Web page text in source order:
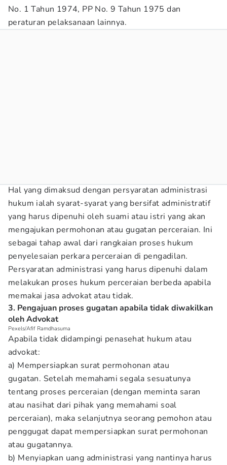
No. 1 Tahun 1974, PP No. 9 Tahun 1975 dan
peraturan pelaksanaan lainnya.
Hal yang dimaksud dengan persyaratan administrasi
hukum ialah syarat-syarat yang bersifat administratif
yang harus dipenuhi oleh suami atau istri yang akan
mengajukan permohonan atau gugatan perceraian. Ini
sebagai tahap awal dari rangkaian proses hukum
penyelesaian perkara perceraian di pengadilan.
Persyaratan administrasi yang harus dipenuhi dalam
melakukan proses hukum perceraian berbeda apabila
memakai jasa advokat atau tidak.
3. Pengajuan proses gugatan apabila tidak diwakilkan
oleh Advokat
Pexels/Afif Ramdhasuma
Apabila tidak didampingi penasehat hukum atau
advokat:
a) Mempersiapkan surat permohonan atau
gugatan. Setelah memahami segala sesuatunya
tentang proses perceraian (dengan meminta saran
atau nasihat dari pihak yang memahami soal
perceraian), maka selanjutnya seorang pemohon atau
penggugat dapat mempersiapkan surat permohonan
atau gugatannya.
b) Menyiapkan uang administrasi yang nantinya harus